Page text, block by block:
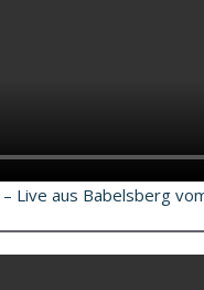
Live aus Babelsberg